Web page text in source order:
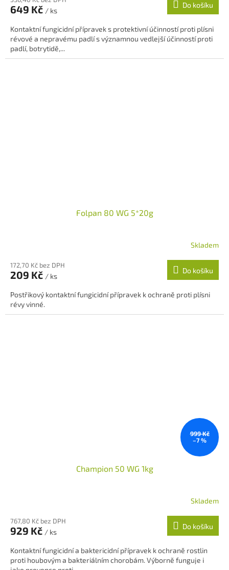
649 Kč / ks
Do košíku
Kontaktní fungicidní přípravek s protektivní účinností proti plísni
révové a nepravému padlí s významnou vedlejší účinností proti
padlí, botrytidě,...
Folpan 80 WG 5*20g
Skladem
172,70 Kč bez DPH
209 Kč / ks
Do košíku
Postřikový kontaktní fungicidní přípravek k ochraně proti plísni
révy vinné.
999 Kč
–7 %
Champion 50 WG 1kg
produktu
je
z
5
Skladem
767,80 Kč bez DPH
929 Kč / ks
Do košíku
Kontaktní fungicidní a baktericidní přípravek k ochraně rostlin
proti houbovým a bakteriálním chorobám. Výborně funguje i